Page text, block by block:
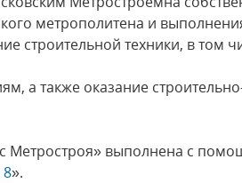
метрополитена и
строительной техники, в том
а также оказание
Метростроя» выполнена с
8».